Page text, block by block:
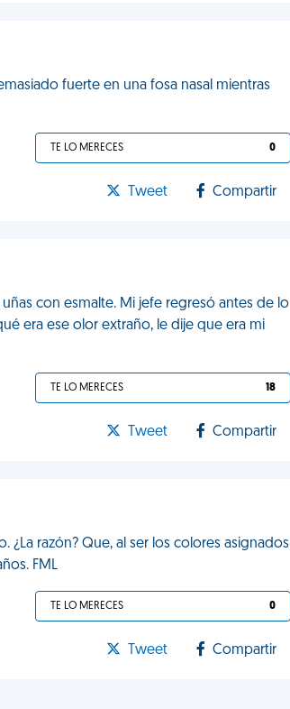
fuerte en una fosa nasal mientras
TE LO MERECES 0
Tweet Compartir
con esmalte. Mi jefe regresó antes de lo
era ese olor extraño, le dije que era mi
TE LO MERECES 18
Tweet Compartir
razón? Que, al ser los colores asignados
FML
TE LO MERECES 0
Tweet Compartir